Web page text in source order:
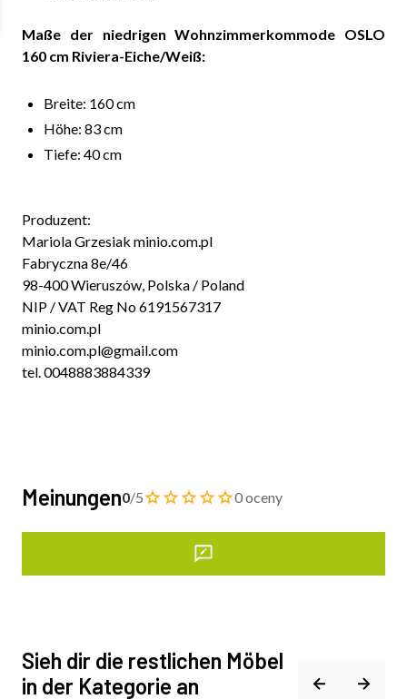
Maße der niedrigen Wohnzimmerkommode OSLO
160 cm Riviera-Eiche/Weiß:
Breite: 160 cm
Höhe: 83 cm
Tiefe: 40 cm
Produzent:
Mariola Grzesiak minio.com.pl
Fabryczna 8e/46
98-400 Wieruszów, Polska / Poland
NIP / VAT Reg No 6191567317
minio.com.pl
minio.com.pl@gmail.com
tel. 0048883884339
Meinungen0/5 0 oceny
Sieh dir die restlichen Möbel
in der Kategorie an